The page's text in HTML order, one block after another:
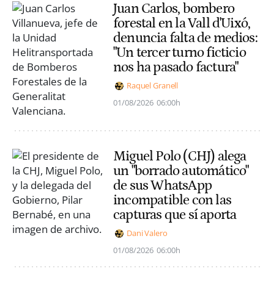
Juan Carlos, bombero
forestal en la Vall d'Uixó,
denuncia falta de medios:
"Un tercer turno ficticio
nos ha pasado factura"
Raquel Granell
01/08/2026 06:00h
Miguel Polo (CHJ) alega
un "borrado automático"
de sus WhatsApp
incompatible con las
capturas que sí aporta
Dani Valero
01/08/2026 06:00h